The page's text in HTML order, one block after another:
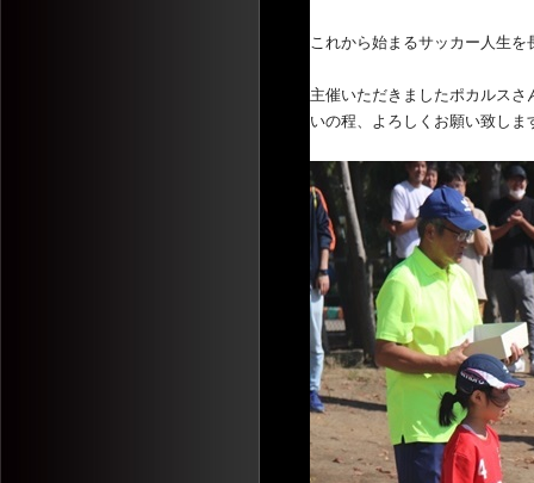
これから始まるサッカー人生
主催いただきましたポカルスさ
いの程、 よろしくお願い致しま